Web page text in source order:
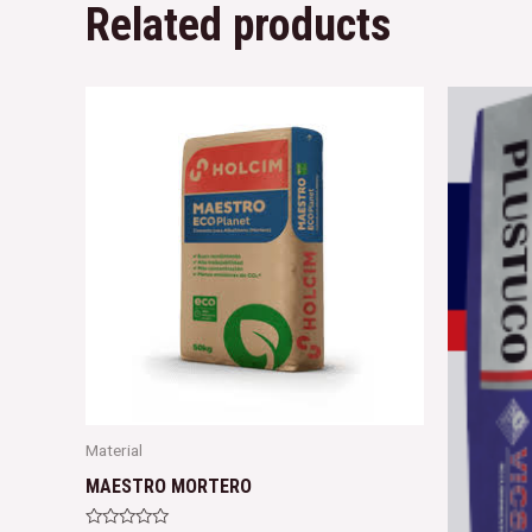
Related products
Material
MAESTRO MORTERO